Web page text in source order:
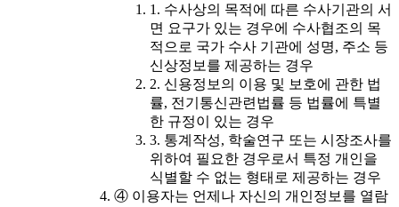
1. 수사상의 목적에 따른 수사기관의 서
면 요구가 있는 경우에 수사협조의 목
적으로 국가 수사 기관에 성명, 주소 등
신상정보를 제공하는 경우
2. 신용정보의 이용 및 보호에 관한 법
률, 전기통신관련법률 등 법률에 특별
한 규정이 있는 경우
3. 통계작성, 학술연구 또는 시장조사를
위하여 필요한 경우로서 특정 개인을
식별할 수 없는 형태로 제공하는 경우
④ 이용자는 언제나 자신의 개인정보를 열람